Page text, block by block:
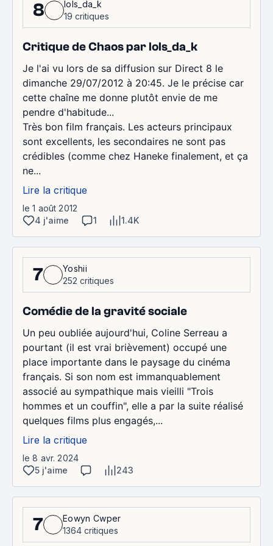
8
lols_da_k
19 critiques
Critique de Chaos par lols_da_k
Je l'ai vu lors de sa diffusion sur Direct 8 le
dimanche 29/07/2012 à 20:45. Je le précise car
cette chaîne me donne plutôt envie de me
pendre d'habitude...
Très bon film français. Les acteurs principaux
sont excellents, les secondaires ne sont pas
crédibles (comme chez Haneke finalement, et ça
ne...
Lire la critique
le 1 août 2012
4 j'aime
1 1.4K
7
Yoshii
252 critiques
Comédie de la gravité sociale
Un peu oubliée aujourd'hui, Coline Serreau a
pourtant (il est vrai brièvement) occupé une
place importante dans le paysage du cinéma
français. Si son nom est immanquablement
associé au sympathique mais vieilli "Trois
hommes et un couffin", elle a par la suite réalisé
quelques films plus engagés,...
Lire la critique
le 8 avr. 2024
5 j'aime
243
7
Eowyn Cwper
1364 critiques